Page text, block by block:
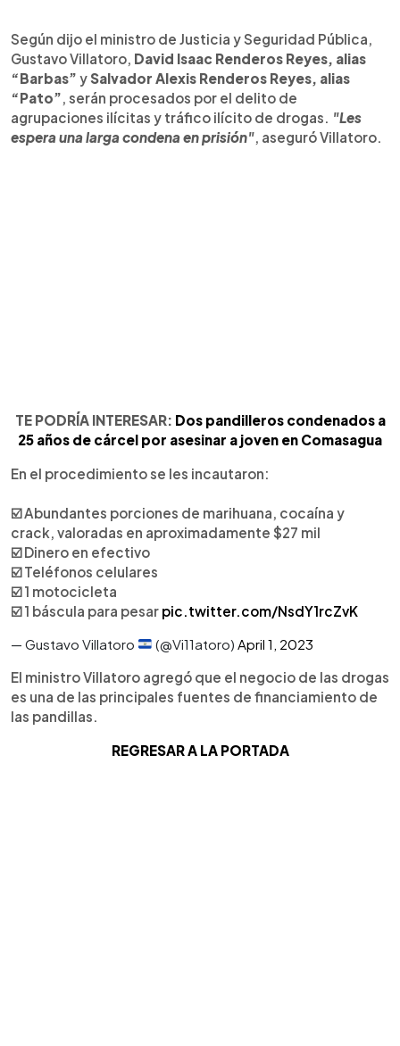
Según dijo el ministro de Justicia y Seguridad Pública,
Gustavo Villatoro, David Isaac Renderos Reyes, alias
“Barbas” ySalvador Alexis Renderos Reyes, alias
“Pato” , serán procesados por el delito de
agrupaciones ilícitas y tráfico ilícito de drogas.
"Les
espera una larga condena en prisión" , aseguró Villatoro.
TE PODRÍA INTERESAR: Dos pandilleros condenados a
25 años de cárcel por asesinar a joven en Comasagua
En el procedimiento se les incautaron:
☑️ Abundantes porciones de marihuana, cocaína y
crack, valoradas en aproximadamente $27 mil
☑️ Dinero en efectivo
☑️ Teléfonos celulares
☑️ 1 motocicleta
☑️ 1 báscula para pesar pic.twitter.com/NsdY1rcZvK
— Gustavo Villatoro
(@Vi11atoro) April 1, 2023
El ministro Villatoro agregó que el negocio de las drogas
es una de las principales fuentes de financiamiento de
las pandillas.
REGRESAR A LA PORTADA